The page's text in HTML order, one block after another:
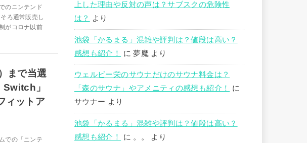
のニンテンド
ろ通常販売し
がコロナ以前
まで当選
」
ィットア
での「ニンテ
上した理由や反対の声は？サブスクの危険性
は？
より
池袋「かるまる」混雑や評判は？値段は高い？
感想も紹介！
に夢魔 より
ウェルビー栄のサウナだけのサウナ料金は？
「森のサウナ」やアメニティの感想も紹介！
に
サウナー より
池袋「かるまる」混雑や評判は？値段は高い？
感想も紹介！
に 。。 より